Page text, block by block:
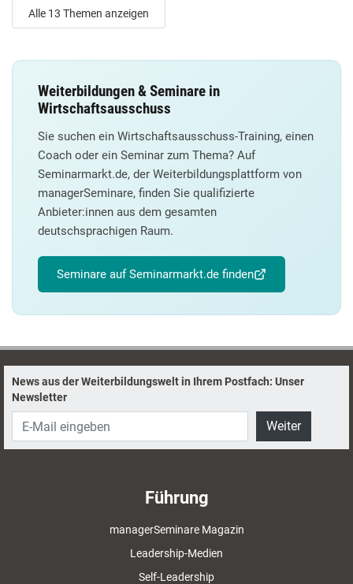
Alle 13 Themen anzeigen
Weiterbildungen & Seminare in
Wirtschaftsausschuss
Sie suchen ein Wirtschaftsausschuss-Training, einen
Coach oder ein Seminar zum Thema? Auf
Seminarmarkt.de, der Weiterbildungsplattform von
managerSeminare, finden Sie qualifizierte
Anbieter:innen aus dem gesamten
deutschsprachigen Raum.
Seminare auf Seminarmarkt.de finden
News aus der Weiterbildungswelt in Ihrem Postfach: Unser
Newsletter
Weiter
Führung
managerSeminare Magazin
Leadership-Medien
Self-Leadership